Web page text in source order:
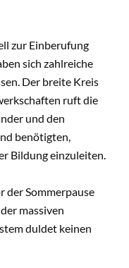
zur Einberufung
sich zahlreiche
Der breite Kreis
ruft die
und den
benötigten,
Bildung einzuleiten.
Sommerpause
massiven
duldet keinen